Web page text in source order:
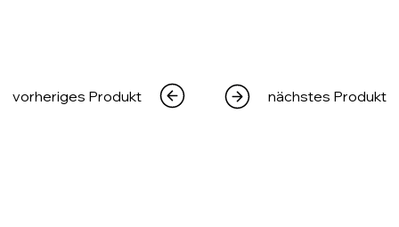
vorheriges Produkt nächstes Produkt